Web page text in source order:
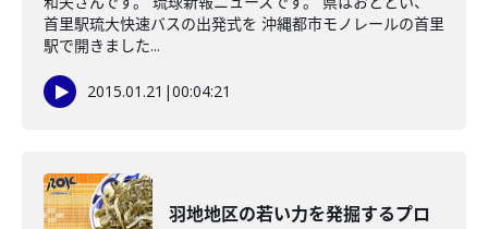
首里駅琉大快速バスの出発式を 沖縄都市モノレールの首里
駅で開きました...
2015.01.21 |00:04:21
羽地地区の若い力を発掘するプロ